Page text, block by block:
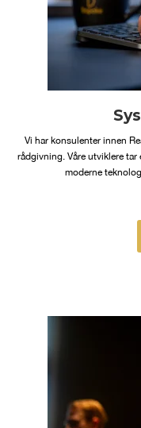
Vi har konsulenter innen
rådgivning. Våre utviklere
moderne